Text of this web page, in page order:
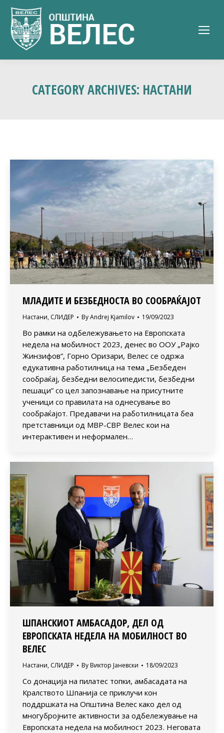
CATEGORY ARCHIVES: НАСТАНИ
МЛАДИТЕ И БЕЗБЕДНОСТА ВО СООБРАЌАЈОТ
Настани, СЛИДЕР ByAndrej Kjamilov 19/09/2023
Во рамки на одбележувањето на Европската
недела на мобилност 2023, денес во ООУ „Рајко
Жинзифов”, Горно Оризари, Велес се одржа
едукативна работилница на тема „Безбеден
сообраќај, безбедни велосипедисти, безбедни
пешаци” со цел запознавање на присутните
ученици со правилата на однесувaње во
сообраќајот. Предавачи на работилницата беа
претставници од МВР-СВР Велес кои на
интерактивен и неформален…
ШПАНСКИОТ АМБАСАДОР, ДЕЛ ОД
ЕВРОПСКАТА НЕДЕЛА НА МОБИЛНОСТ ВО
ВЕЛЕС
Настани, СЛИДЕР By Виктор Јаневски 18/09/2023
Со донација на пилатес топки, амбасадата на
Кралството Шпанија се приклучи кон
поддршката на Општина Велес како дел од
многубројните активности за одбележување на
Европската недела на мобилност 2023. Неговата